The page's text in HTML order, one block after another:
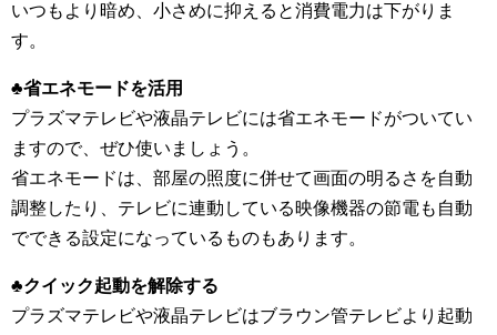
いつもより暗め、小さめに抑えると消費電力は下がりま
す。
♣省エネモードを活用
プラズマテレビや液晶テレビには省エネモードがついてい
ますので、ぜひ使いましょう。
省エネモードは、部屋の照度に併せて画面の明るさを自動
調整したり、テレビに連動している映像機器の節電も自動
でできる設定になっているものもあります。
♣クイック起動を解除する
プラズマテレビや液晶テレビはブラウン管テレビより起動